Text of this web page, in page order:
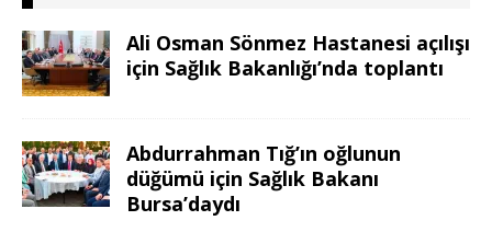
Ali Osman Sönmez Hastanesi açılışı
için Sağlık Bakanlığı’nda toplantı
Abdurrahman Tığ’ın oğlunun
düğümü için Sağlık Bakanı
Bursa’daydı